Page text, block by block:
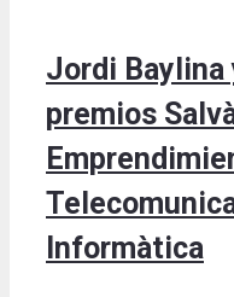
Jordi Baylina
premios
Informàtica